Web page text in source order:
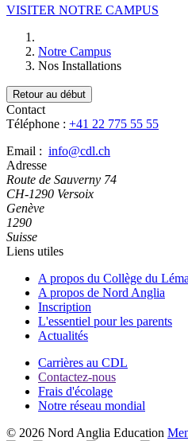
VISITER NOTRE CAMPUS
Notre Campus
Nos Installations
Retour au début
Contact
Téléphone : +41 22 775 55 55
Email : info@cdl.ch
Adresse
Route de Sauverny 74
CH-1290 Versoix
Genève
1290
Suisse
Liens utiles
A propos du Collège du
A propos de Nord Anglia
Inscription
L'essentiel pour les parents
Actualités
Carrières au CDL
Contactez-nous
Frais d'écolage
Notre réseau mondial
© 2026 Nord Anglia Education